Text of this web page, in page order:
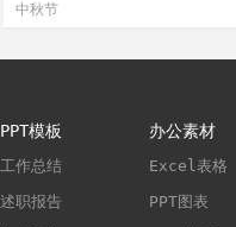
中秋节
PPT模板
工作总结
述职报告
办公素材
Excel表格
PPT图表